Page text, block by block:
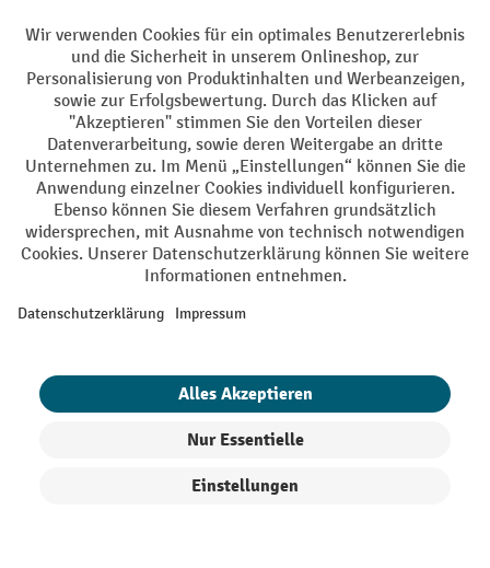
Facebook
YouTube
LinkedIn
Instagram
AGB Impressum Datenschutz
Barrierefreiheit Privacy Settings
Alle Preise exkl. gesetzl. Mehrwertsteuer zzgl.Versandkosten und ggf.
Nachnahmegebühren, wenn nicht anders angegeben.
¹ Der Rabatt gilt so lange der Vorrat reicht. Der Rabatt gilt nicht auf
Erstregistrierung für den Newsletter gewährt. Der Gutschein ist 10
Tage gültig und kann ab einem Netto-Bestellwert von 250,- € online
eingelöst werden. Die Höhe des Rabatts variiert je nach
Arbeitsschutz | 5% auf Werkstatt, Betrieb, Transport, Stapeln und